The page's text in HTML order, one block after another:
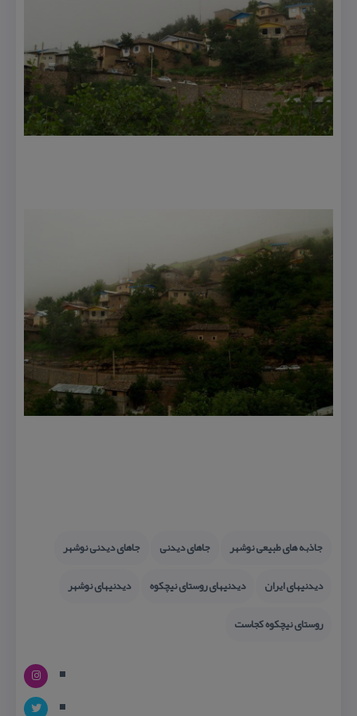
جاذبه های طبیعی نوشهر جاهای دیدنی
جاهای دیدنی نوشهر
دیدنیهای ایران
دیدنیهای روستای نیچكوه
دیدنیهای نوشهر
روستای نیچكوه كجاست